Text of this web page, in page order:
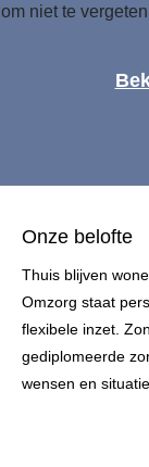
om niet te
Onze belofte
Thuis blijven
Omzorg staat
flexibele inzet.
gediplomeerde
wensen en situatie.